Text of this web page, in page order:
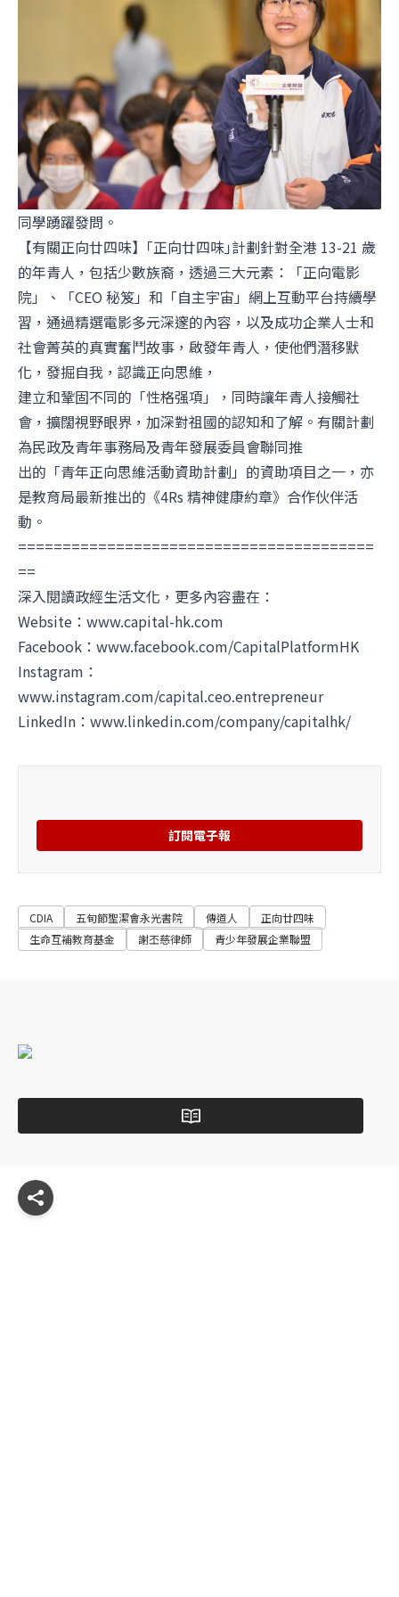
同學踴躍發問。
【有關正向廿四味】｢正向廿四味｣計劃針對全港 13-21 歲
的年青人，包括少數族裔，透過三大元素：「正向電影
院」、「CEO 秘笈」和「自主宇宙」網上互動平台持續學
習，通過精選電影多元深邃的內容，以及成功企業人士和
社會菁英的真實奮鬥故事，啟發年青人，使他們潛移默
化，發掘自我，認識正向思維，
建立和鞏固不同的「性格强項」，同時讓年青人接觸社
會，擴闊視野眼界，加深對祖國的認知和了解。有關計劃
為民政及青年事務局及青年發展委員會聯同推
出的「青年正向思維活動資助計劃」的資助項目之一，亦
是教育局最新推出的《4Rs 精神健康約章》合作伙伴活
動。
========================================
==
深入閱讀政經生活文化，更多內容盡在：
Website： www.capital-hk.com
Facebook： www.facebook.com/CapitalPlatformHK
Instagram：
www.instagram.com/capital.ceo.entrepreneur
LinkedIn： www.linkedin.com/company/capitalhk/
訂閱電子報
CDIA 五旬節聖潔會永光書院 傳道人
正向廿四味
生命互補教育基金
謝丕慈律師 青少年發展企業聯盟